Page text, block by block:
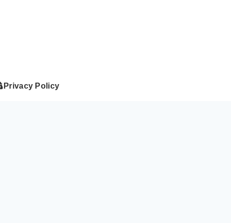
Privacy Policy